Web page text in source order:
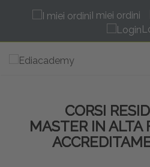
I miei ordini
CORSI
MASTER IN ALTA